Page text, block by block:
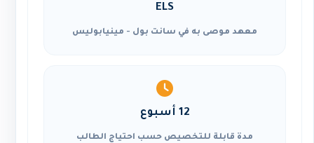
ELS
معهد موصى به في سانت بول - مينيابوليس
12 أسبوع
مدة قابلة للتخصيص حسب احتياج الطالب